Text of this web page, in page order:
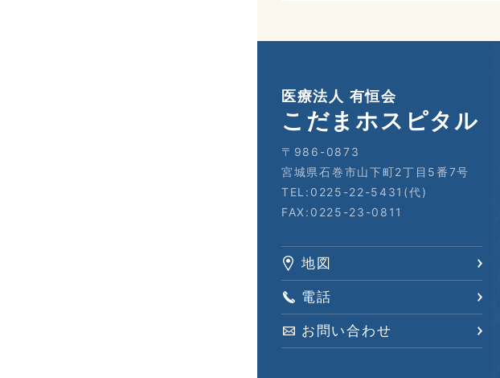
医療法人 有恒会
こだまホスピタル
〒986-0873
宮城県石巻市山下町2丁目5番7号
TEL:0225-22-5431(代)
FAX:0225-23-0811
地図
電話
お問い合わせ